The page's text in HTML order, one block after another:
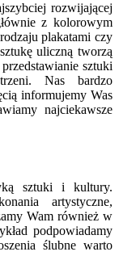
rozwijającej
z kolorowym
plakatami czy
uliczną tworzą
sztuki
Nas bardzo
informujemy Was
najciekawsze
sztuki i kultury.
artystyczne,
Wam również w
podpowiadamy
ślubne warto